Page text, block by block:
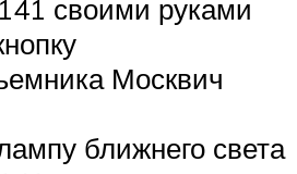
своими руками
Москвич
ближнего света